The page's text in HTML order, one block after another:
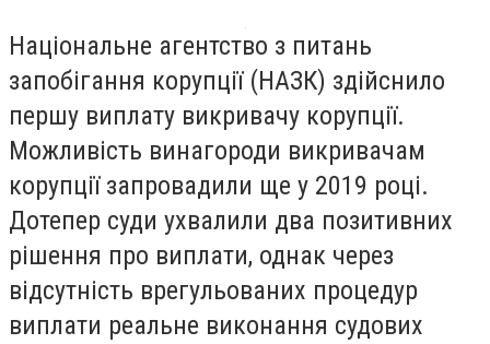
Національне агентство з питань
запобігання корупції (НАЗК) здійснило
першу виплату викривачу корупції.
Можливість винагороди викривачам
корупції запровадили ще у 2019 році.
Дотепер суди ухвалили два позитивних
рішення про виплати, однак через
відсутність врегульованих процедур
виплати реальне виконання судових